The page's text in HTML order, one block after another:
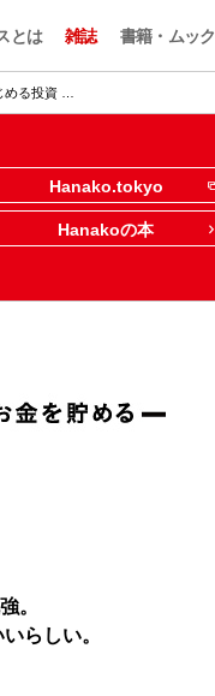
とは 雑誌 書籍・ムック
める投資 …
Hanako.tokyo
Hanakoの本
。
らしい。